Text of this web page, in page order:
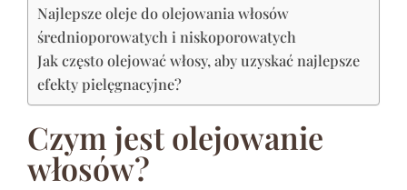
Najlepsze oleje do olejowania włosów
średnioporowatych i niskoporowatych
Jak często olejować włosy, aby uzyskać najlepsze
efekty pielęgnacyjne?
Czym jest olejowanie
włosów?